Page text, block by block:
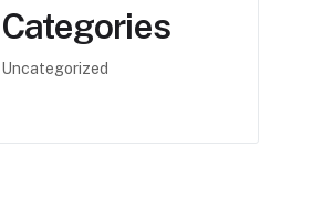
Categories
Uncategorized